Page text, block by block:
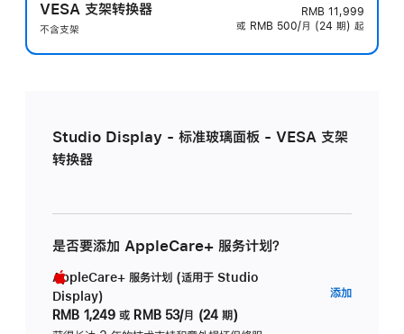
VESA 支架转换器
不含支架
RMB 11,999
或 RMB 500/月 (24 期) 起
Studio Display - 标准玻璃面板 - VESA 支架
转换器
是否要添加 AppleCare+ 服务计划？
AppleCare+ 服务计划 (适用于 Studio
Display)
RMB 1,249 或 RMB 53/月 (24 期)
添加